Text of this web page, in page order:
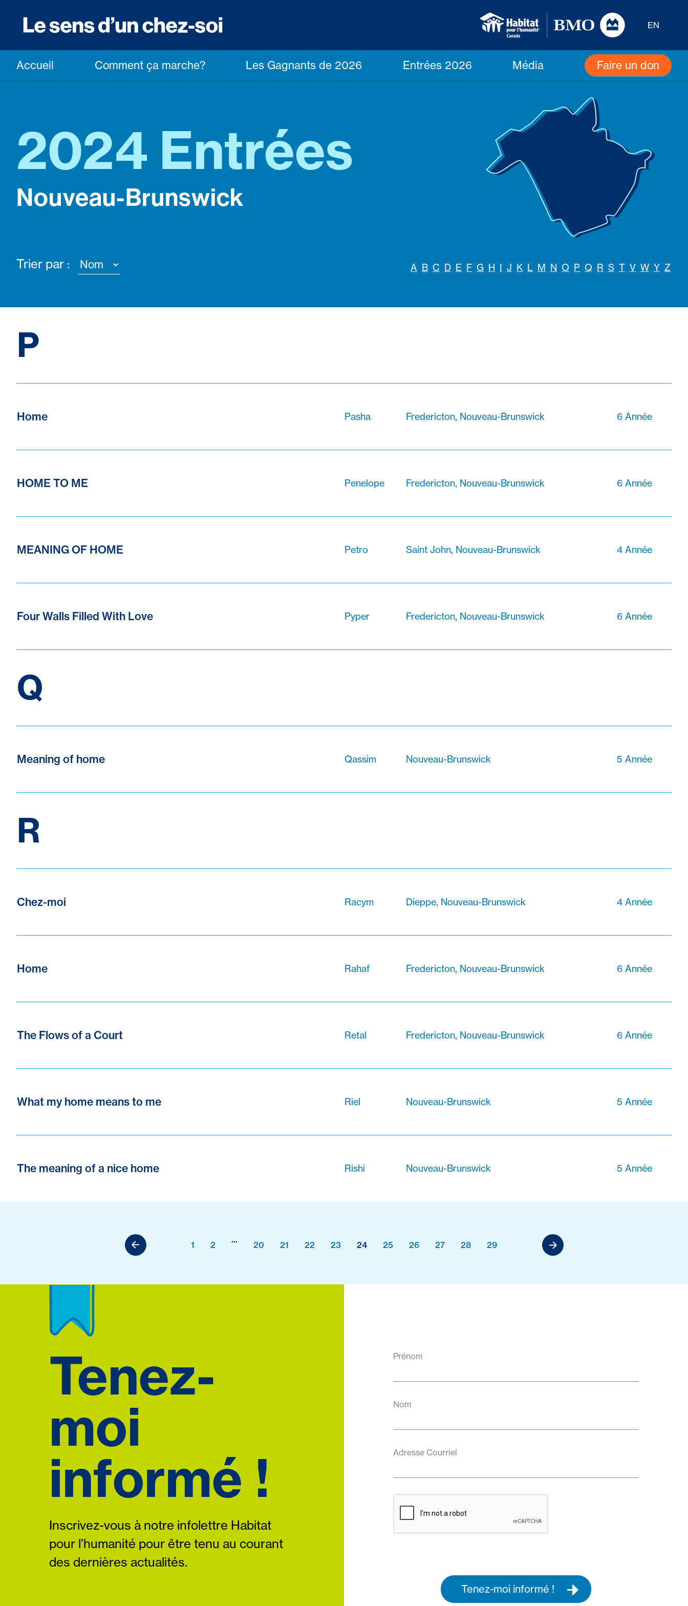
EN
Accueil Comment ça marche? Les Gagnants de 2026 Entrées 2026 Média Faire un don
2024 Entrées
Nouveau-Brunswick
Trier par : A B C D E F G H I J K L M N O P Q R S T V W Y Z
P
Home Pasha Fredericton, Nouveau-Brunswick 6 Année
HOME TO ME Penelope Fredericton, Nouveau-Brunswick 6 Année
MEANING OF HOME Petro Saint John, Nouveau-Brunswick 4 Année
Four Walls Filled With Love Pyper Fredericton, Nouveau-Brunswick 6 Année
Q
Meaning of home Qassim Nouveau-Brunswick 5 Année
R
Chez-moi Racym Dieppe, Nouveau-Brunswick 4 Année
Home Rahaf Fredericton, Nouveau-Brunswick 6 Année
The Flows of a Court Retal Fredericton, Nouveau-Brunswick 6 Année
What my home means to me Riel Nouveau-Brunswick 5 Année
The meaning of a nice home Rishi Nouveau-Brunswick 5 Année
1 2
...
20 21 22 23 24 25 26 27 28 29
Tenez-
moi
informé !
Inscrivez-vous à notre infolettre Habitat
pour l’humanité pour être tenu au courant
des dernières actualités.
Prénom
Nom
Adresse Courriel
Tenez-moi informé !